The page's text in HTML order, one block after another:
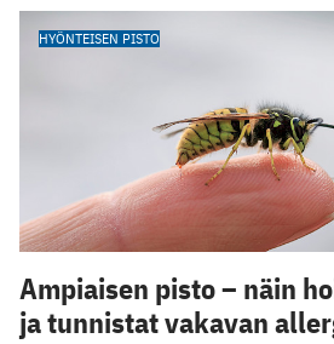
HYÖNTEISEN PISTO
Ampiaisen pisto – näin
ja tunnistat vakavan